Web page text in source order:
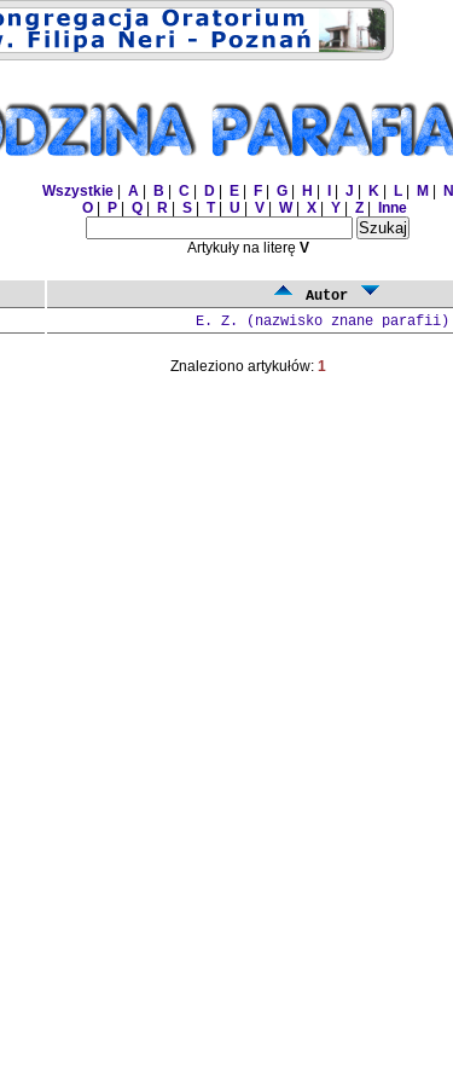
Wszystkie| A| B C| D| E| F| G| H J K| L| M
N
O| P| Q| R| S| T| U V| W| X| Y| Z| Inne
Artykuły na literę V
Autor
E. Z. (nazwisko znane parafii)
Znaleziono artykułów: 1